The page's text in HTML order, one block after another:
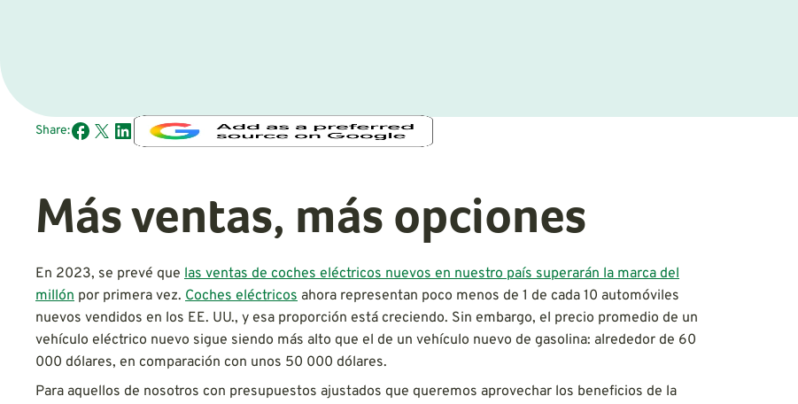
Share:
Más ventas, más opciones
En 2023, se prevé que las ventas de coches eléctricos nuevos en nuestro país superarán la marca del
millón por primera vez. Coches eléctricos ahora representan poco menos de 1 de cada 10 automóviles
nuevos vendidos en los EE. UU., y esa proporción está creciendo. Sin embargo, el precio promedio de un
vehículo eléctrico nuevo sigue siendo más alto que el de un vehículo nuevo de gasolina: alrededor de 60
000 dólares, en comparación con unos 50 000 dólares.
Para aquellos de nosotros con presupuestos ajustados que queremos aprovechar los beneficios de la